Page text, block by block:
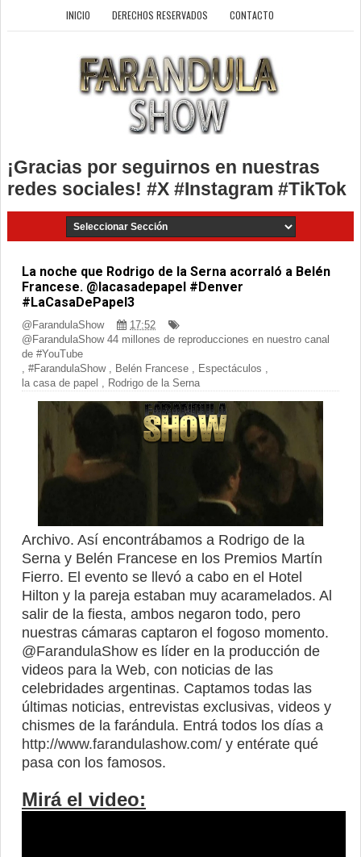
INICIO DERECHOS RESERVADOS CONTACTO
¡Gracias por seguirnos en nuestras
redes sociales! #X #Instagram #TikTok
La noche que Rodrigo de la Serna acorraló a Belén
Francese. @lacasadepapel #Denver
#LaCasaDePapel3
@FarandulaShow
17:52
@FarandulaShow 44 millones de reproducciones en nuestro canal
de #YouTube
#FarandulaShow, Belén Francese Espectáculos
la casa de papel
Rodrigo de la Serna
Archivo. Así encontrábamos a Rodrigo de la
Serna y Belén Francese en los Premios Martín
Fierro. El evento se llevó a cabo en el Hotel
Hilton y la pareja estaban muy acaramelados. Al
salir de la fiesta, ambos negaron todo, pero
nuestras cámaras captaron el fogoso momento.
@FarandulaShow es líder en la producción de
videos para la Web, con noticias de las
celebridades argentinas. Captamos todas las
últimas noticias, entrevistas exclusivas, videos y
chismes de la farándula. Entrá todos los días a
http://www.farandulashow.com/ y entérate qué
pasa con los famosos.
Mirá el video: